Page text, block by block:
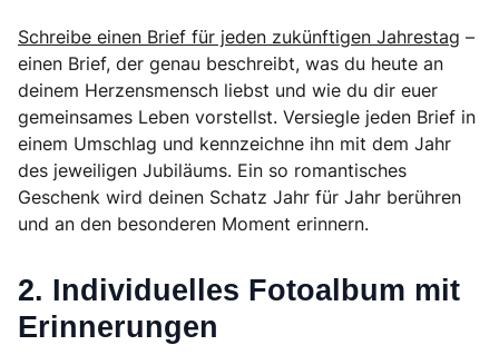
Schreibe einen Brief für jeden zukünftigen Jahrestag –
einen Brief, der genau beschreibt, was du heute an
deinem Herzensmensch liebst und wie du dir euer
gemeinsames Leben vorstellst. Versiegle jeden Brief in
einem Umschlag und kennzeichne ihn mit dem Jahr
des jeweiligen Jubiläums. Ein so romantisches
Geschenk wird deinen Schatz Jahr für Jahr berühren
und an den besonderen Moment erinnern.
2. Individuelles Fotoalbum mit
Erinnerungen